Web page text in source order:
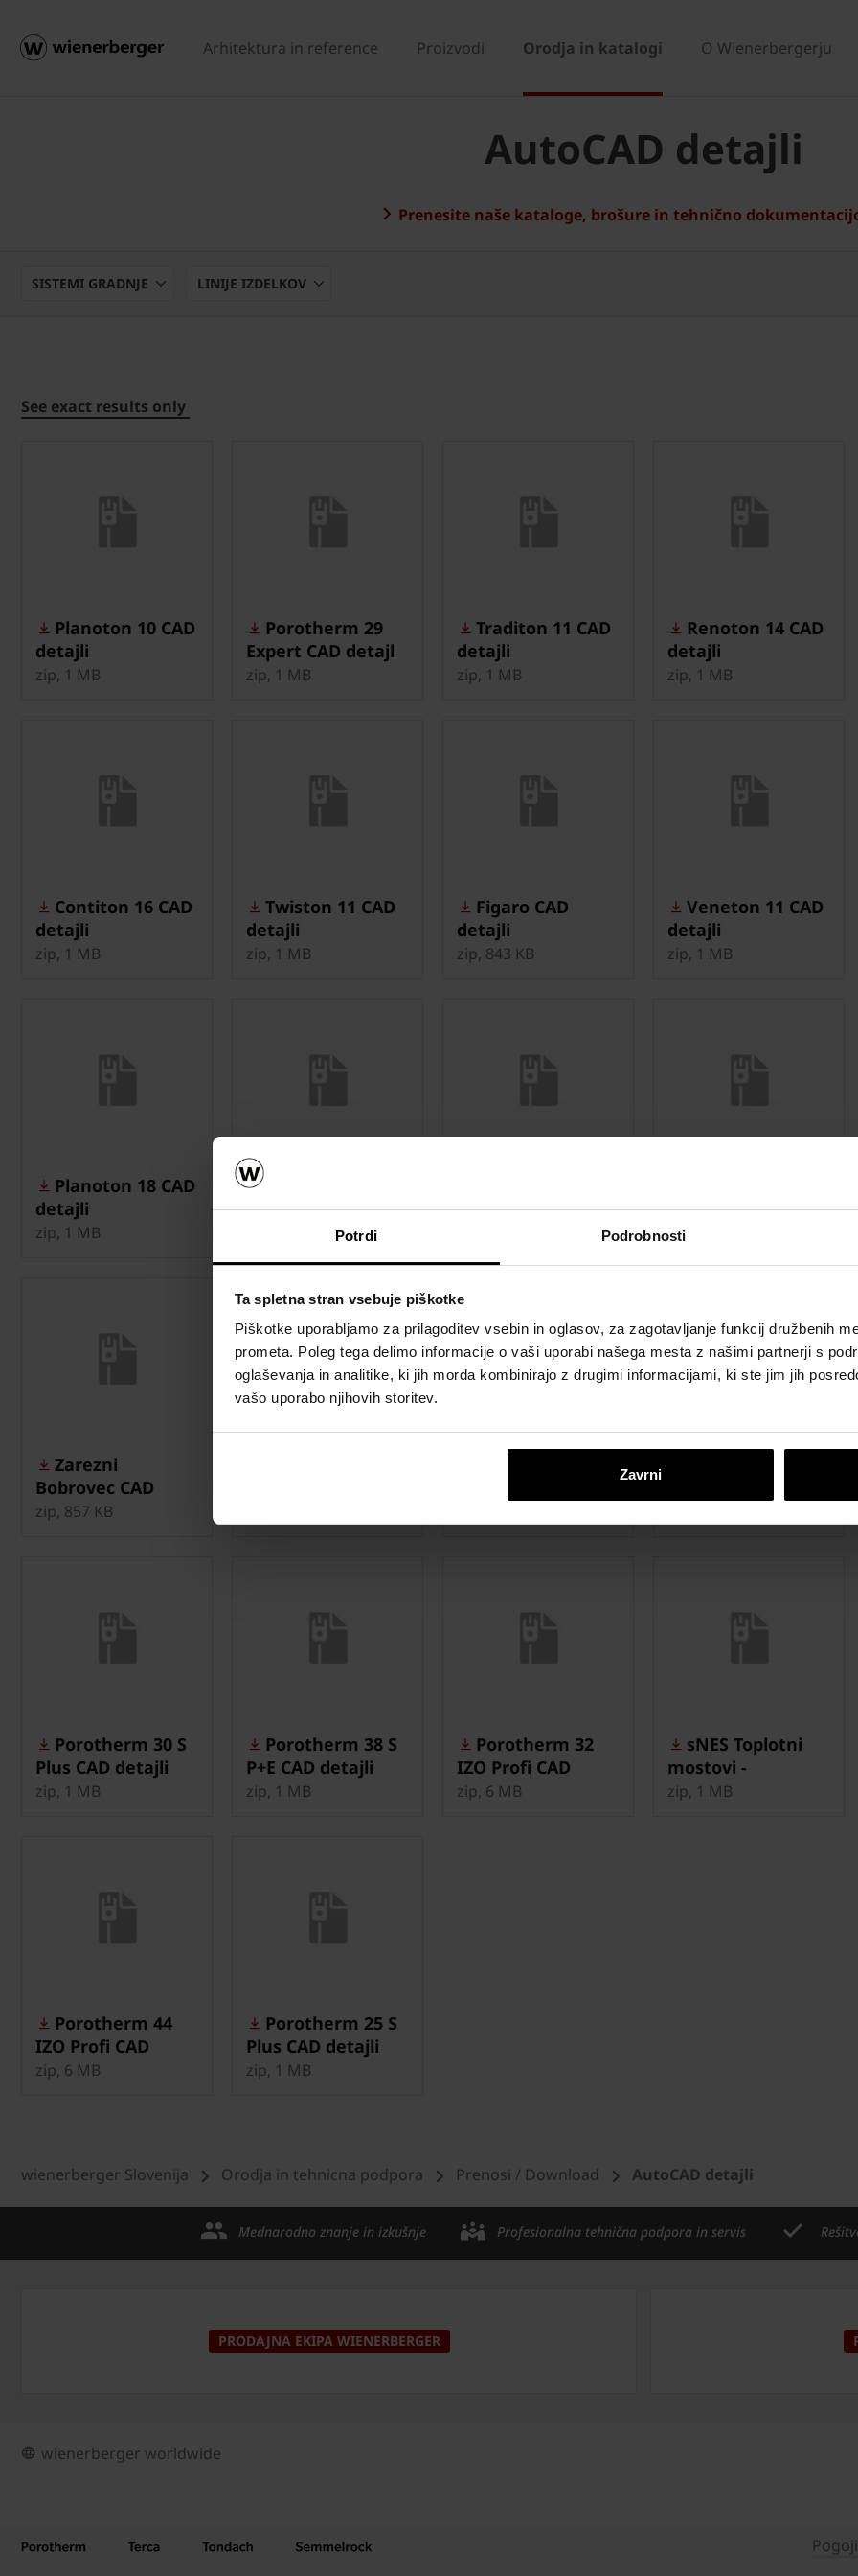
Potrdi Podrobnosti
Ta spletna stran vsebuje piškotke
Piškotke uporabljamo za prilagoditev vsebin in oglasov, za zagotavljanje funkcij družbenih
prometa. Poleg tega delimo informacije o vaši uporabi našega mesta z našimi partnerji s
oglaševanja in analitike, ki jih morda kombinirajo z drugimi informacijami, ki ste jim jih
vašo uporabo njihovih storitev.
Zavrni
Arhitektura in reference Proizvodi Orodja in katalogi O Wienerbergerju
AutoCAD detajli
Prenesite naše kataloge, brošure in tehnično
SISTEMI GRADNJE LINIJE IZDELKOV
See exact results only
Planoton 10 CAD
detajli
zip, 1 MB
Porotherm 29
Expert CAD detajl
zip, 1 MB
Traditon 11 CAD
detajli
zip, 1 MB
Renoton 14 CAD
detajli
zip, 1 MB
Contiton 16 CAD
detajli
zip, 1 MB
Twiston 11 CAD
detajli
zip, 1 MB
Figaro CAD
detajli
zip, 843 KB
Veneton 11 CAD
detajli
zip, 1 MB
Planoton 18 CAD
detajli
zip, 1 MB
Veneton 14 CAD
detajli
detajli
CAD detajli
zip, 851 KB
Zarezni
Bobrovec CAD
detajli
zip, 857 KB
Porotherm 30 S
Plus CAD detajli
zip, 1 MB
Porotherm 38 S
P+E CAD detajli
zip, 1 MB
Porotherm 32
IZO Profi CAD
detajli
zip, 6 MB
sNES Toplotni
mostovi -
Porotherm 38 IZO
zip, 1 MB
Porotherm 44
IZO Profi CAD
detajli
zip, 6 MB
Porotherm 25 S
Plus CAD detajli
zip, 1 MB
wienerberger Slovenija Orodja in tehnicna podpora Prenosi / Download AutoCAD detajli
Mednarodno znanje in izkušnje Profesionalna tehnična podpora in servis
PRODAJNA EKIPA WIENERBERGER
wienerberger worldwide